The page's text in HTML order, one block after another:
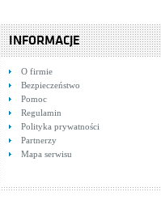
INFORMACJE
O firmie
Bezpieczeństwo
Pomoc
Regulamin
Polityka prywatności
Partnerzy
Mapa serwisu